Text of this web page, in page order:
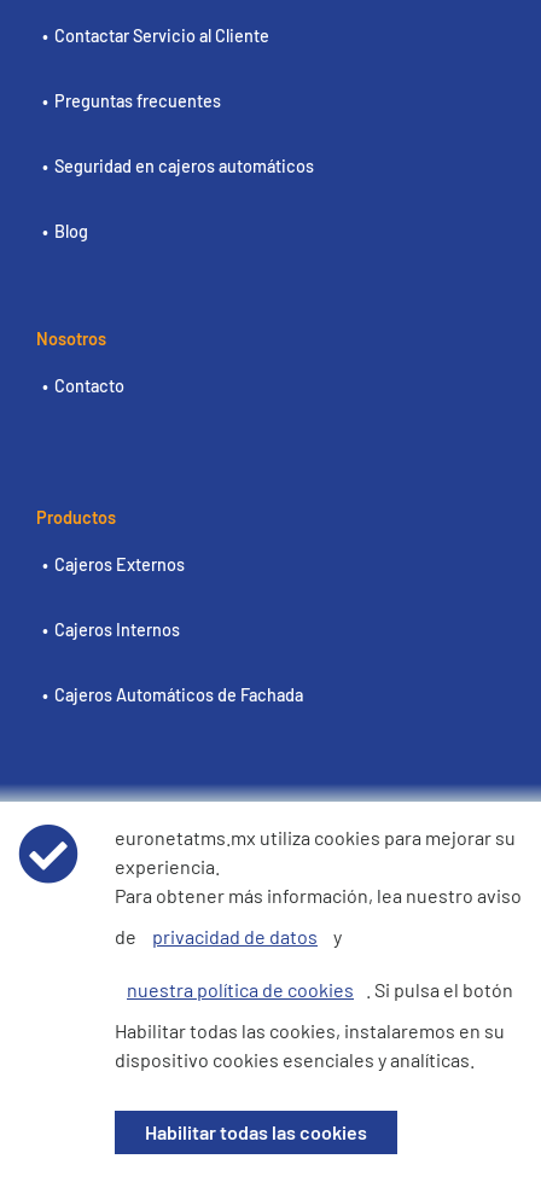
Contactar Servicio al Cliente
Preguntas frecuentes
Seguridad en cajeros automáticos
Blog
Nosotros
Contacto
Productos
Cajeros Externos
Cajeros Internos
Cajeros Automáticos de Fachada
Políticas
Términos y condiciones
Aviso de privacidad de datos
Cookie Policy
Sitio del inversor
euronetatms.mx utiliza cookies para mejorar su
experiencia.
Para obtener más información, lea nuestro aviso
de
privacidad de datos y
nuestra política de cookies
. Si pulsa el botón
Habilitar todas las cookies, instalaremos en su
dispositivo cookies esenciales y analíticas.
Habilitar todas las cookies